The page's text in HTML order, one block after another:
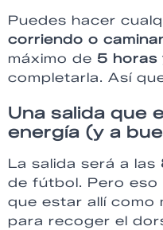
Puedes hacer
corriendo o
máximo de 5 horas
completarla. Así
Una salida que
energía (y a
La salida será a las
de fútbol. Pero eso
que estar allí como
para recoger el